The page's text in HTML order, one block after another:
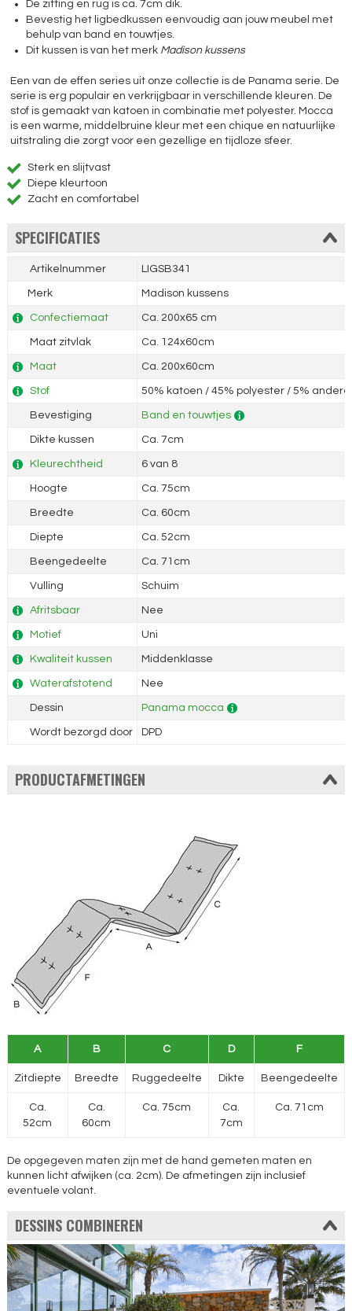
De zitting en rug is ca. 7cm dik.
Bevestig het ligbedkussen eenvoudig aan jouw meubel met
behulp van band en touwtjes.
Dit kussen is van het merk Madison kussens
Een van de effen series uit onze collectie is de Panama serie. De
serie is erg populair en verkrijgbaar in verschillende kleuren. De
stof is gemaakt van katoen in combinatie met polyester. Mocca
is een warme, middelbruine kleur met een chique en natuurlijke
uitstraling die zorgt voor een gezellige en tijdloze sfeer.
Sterk en slijtvast
Diepe kleurtoon
Zacht en comfortabel
SPECIFICATIES
Artikelnummer LIGSB341
Merk Madison kussens
Confectiemaat Ca. 200x65 cm
Maat zitvlak Ca. 124x60cm
Maat Ca. 200x60cm
Stof 50% katoen / 45% polyester / 5%
Bevestiging Band en touwtjes
Dikte kussen Ca. 7cm
Kleurechtheid 6 van 8
Hoogte Ca. 75cm
Breedte Ca. 60cm
Diepte Ca. 52cm
Beengedeelte Ca. 71cm
Vulling Schuim
Afritsbaar Nee
Motief Uni
Kwaliteit kussen Middenklasse
Waterafstotend Nee
Dessin Panama mocca
Wordt bezorgd door DPD
PRODUCTAFMETINGEN
A B C D F
Zitdiepte Breedte Ruggedeelte Dikte Beengedeelte
Ca.
52cm
Ca.
60cm
Ca. 75cm
Ca.
7cm
Ca. 71cm
De opgegeven maten zijn met de hand gemeten maten en
kunnen licht afwijken (ca. 2cm). De afmetingen zijn inclusief
eventuele volant.
DESSINS COMBINEREN